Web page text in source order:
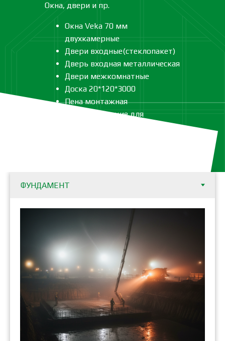
Окна, двери и пр.
Окна Veka 70 мм
двухкамерные
Двери входные(стеклопакет)
Дверь входная металлическая
Двери межкомнатные
Доска 20*120*3000
Пена монтажная
Комплектующие для